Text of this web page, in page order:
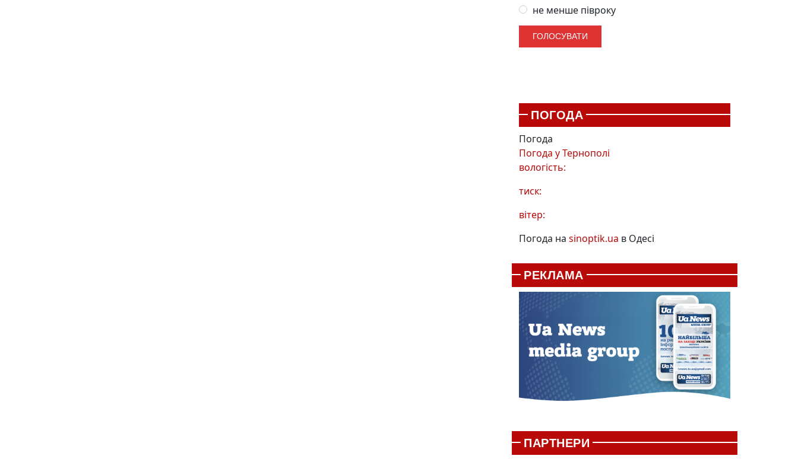
не менше півроку
ПОГОДА
Погода
Погода уТернополі
вологість:
тиск:
вітер:
Погода на sinoptik.ua в Одесі
РЕКЛАМА
ПАРТНЕРИ